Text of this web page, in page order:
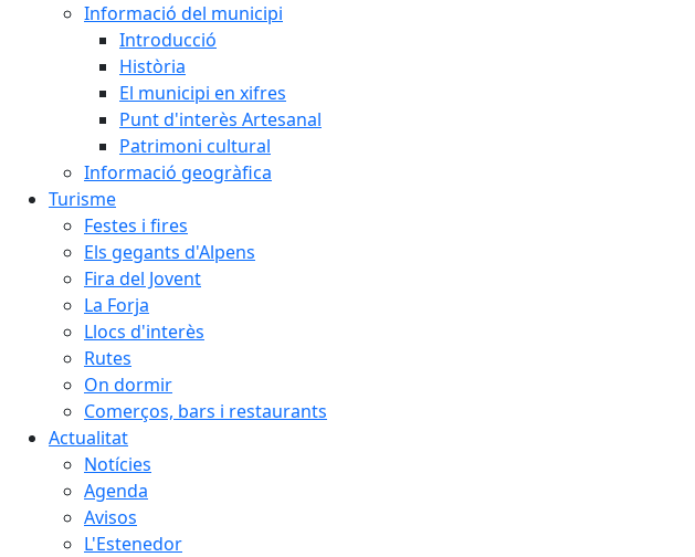
Informació del municipi
Introducció
Història
El municipi en xifres
Punt d'interès Artesanal
Patrimoni cultural
Informació geogràfica
Turisme
Festes i fires
Els gegants d'Alpens
Fira del Jovent
La Forja
Llocs d'interès
Rutes
On dormir
Comerços, bars i restaurants
Actualitat
Notícies
Agenda
Avisos
L'Estenedor